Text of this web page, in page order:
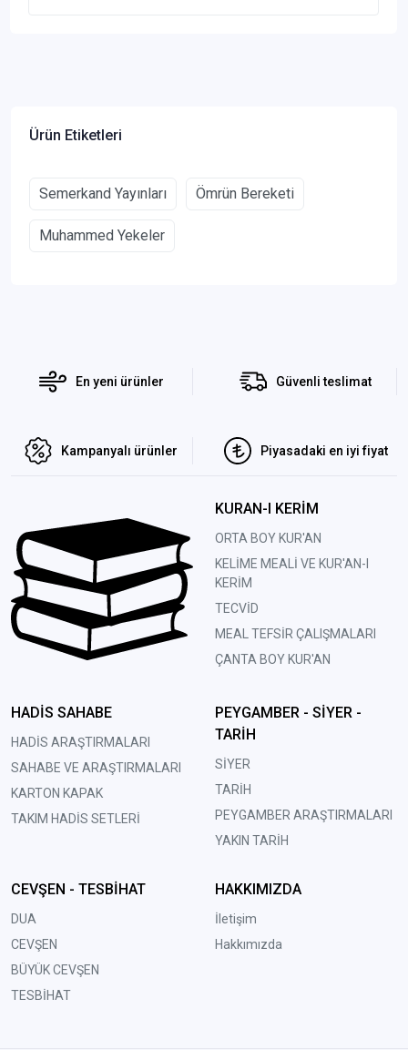
Ürün Etiketleri
Semerkand Yayınları Ömrün Bereketi
Muhammed Yekeler
En yeni ürünler Güvenli teslimat
Kampanyalı ürünler Piyasadaki en iyi fiyat
KURAN-I KERİM
ORTA BOY KUR'AN
KELİME MEALİ VE KUR'AN-I
KERİM
TECVİD
MEAL TEFSİR ÇALIŞMALARI
ÇANTA BOY KUR'AN
HADİS SAHABE
HADİS ARAŞTIRMALARI
SAHABE VE ARAŞTIRMALARI
KARTON KAPAK
TAKIM HADİS SETLERİ
PEYGAMBER - SİYER -
TARİH
SİYER
TARİH
PEYGAMBER ARAŞTIRMALARI
YAKIN TARİH
CEVŞEN - TESBİHAT
DUA
CEVŞEN
BÜYÜK CEVŞEN
TESBİHAT
HAKKIMIZDA
İletişim
Hakkımızda